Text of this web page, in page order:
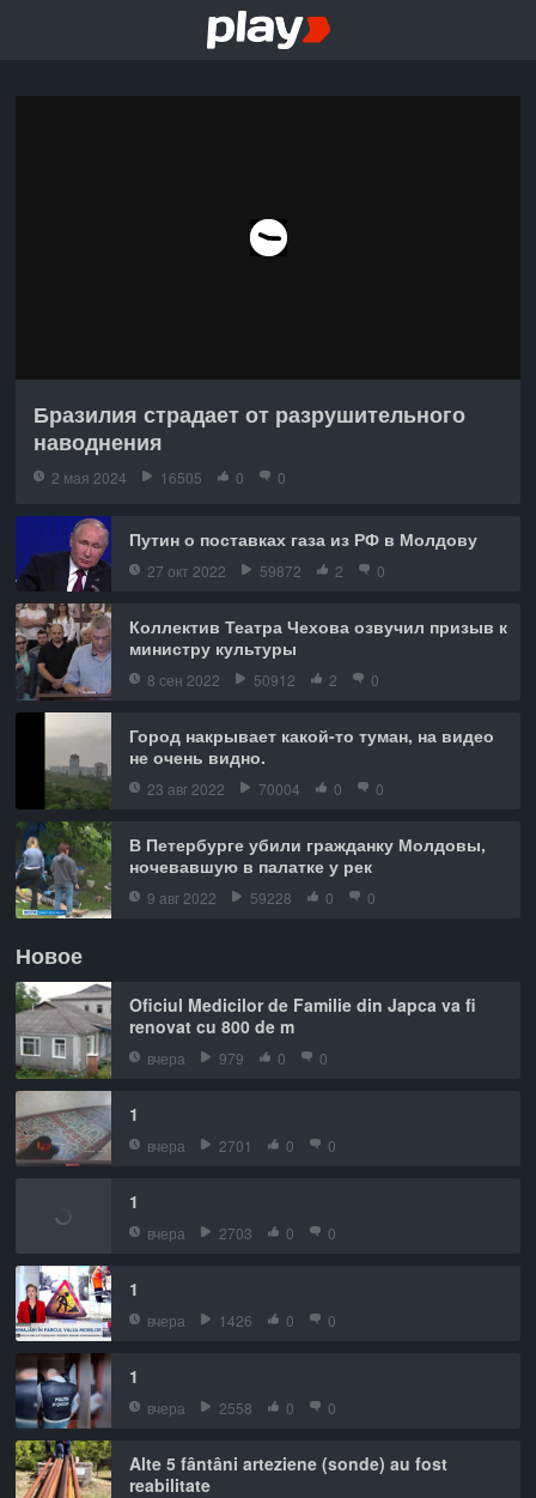
Бразилия страдает от разрушительного
наводнения
2 мая 2024 16505 0 0
Путин о поставках газа из РФ в Молдову
27 окт 2022 59872 2 0
Коллектив Театра Чехова озвучил призыв к
министру культуры
8 сен 2022 50912 2 0
Город накрывает какой-то туман, на видео
не очень видно.
23 авг 2022 70004 0 0
В Петербурге убили гражданку Молдовы,
ночевавшую в палатке у рек
9 авг 2022 59228 0 0
Новое
Oficiul Medicilor de Familie din Japca va fi
renovat cu 800 de m
вчера 979 0 0
1
вчера 2701 0 0
1
вчера 2703 0 0
1
вчера 1426 0 0
1
вчера 2558 0 0
Alte 5 fântâni arteziene (sonde) au fost
reabilitate